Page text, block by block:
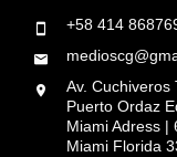
+58 414
Av. Cuchiveros
Puerto Ordaz
Miami Adress |
Miami Florida